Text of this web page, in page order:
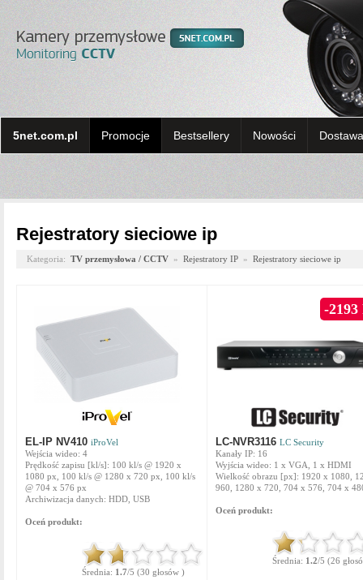
5net.com.pl Promocje Bestsellery Nowości
Rejestratory sieciowe ip
Kategoria: TV przemysłowa / CCTV » Rejestratory IP » Rejestratory sieciowe ip
EL-IP NV410 iProVel
Wejścia wideo: 4
Prędkość zapisu [kl/s]: 100 kl/s @ 1920 x
1080 px, 100 kl/s @ 1280 x 720 px, 100 kl/s
@ 704 x 576 px
Archiwizacja danych: HDD, USB
Oceń produkt:
Średnia: 1.7/5 (30 głosów )
LC-NVR3116 LC Security
Kanały IP: 16
Wyjścia wideo: 1 x VGA, 1 x HDMI
Wielkość obrazu [px]: 1920 x 1080,
960, 1280 x 720, 704 x 576, 704 x
Oceń produkt:
Średnia: 1.2/5 (26
-